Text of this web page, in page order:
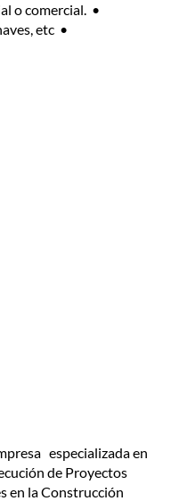
o comercial. •
etc •
especializada en
de Proyectos
en la Construcción